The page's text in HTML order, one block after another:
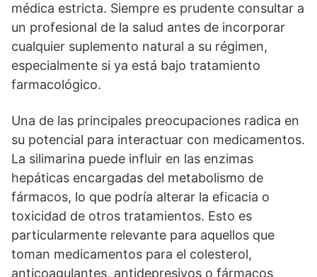
médica estricta. Siempre es prudente consultar a
un profesional de la salud antes de incorporar
cualquier suplemento natural a su régimen,
especialmente si ya está bajo tratamiento
farmacológico.
Una de las principales preocupaciones radica en
su potencial para interactuar con medicamentos.
La silimarina puede influir en las enzimas
hepáticas encargadas del metabolismo de
fármacos, lo que podría alterar la eficacia o
toxicidad de otros tratamientos. Esto es
particularmente relevante para aquellos que
toman medicamentos para el colesterol,
anticoagulantes, antidepresivos o fármacos